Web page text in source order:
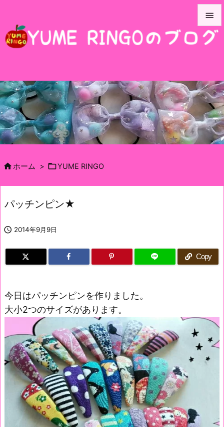



前へ

次へ

ホーム > YUME RINGO
パッチンピン★
 2014年9月9日
Copy
今日はパッチンピンを作りました。
大小2つのサイズがあります。